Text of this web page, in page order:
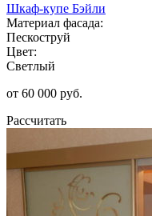
Шкаф-купе Бэйли
Материал фасада:
Пескоструй
Цвет:
Светлый
от 60 000 руб.
Рассчитать